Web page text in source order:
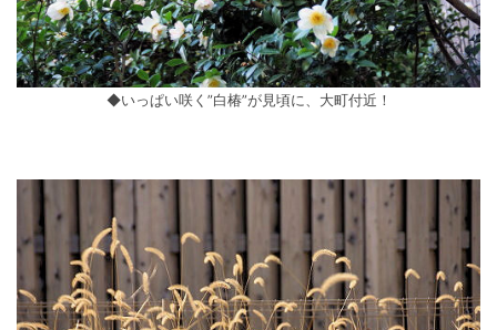
◆いっぱい咲く”白椿”が見頃に、大町付近！